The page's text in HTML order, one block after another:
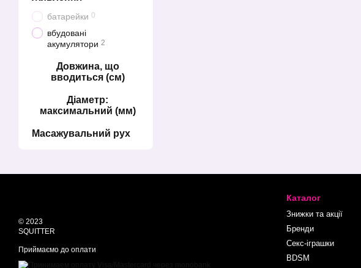
батарейки 0
вбудовані
акумулятори 2
Довжина, що
вводиться (см)
Діаметр:
максимальний (мм)
Масажувальний рух
© 2023
SQUITTER
Приймаємо до оплати
Каталог
Знижки та акції
Бренди
Секс-іграшки
BDSM